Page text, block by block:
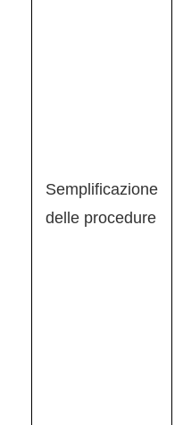
Semplificazione
delle procedure